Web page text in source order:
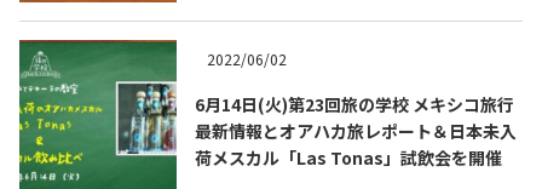
2022/06/02
6月14日(火)第23回旅の学校 メキシコ旅行
最新情報とオアハカ旅レポート＆日本未入
荷メスカル「Las Tonas」試飲会を開催